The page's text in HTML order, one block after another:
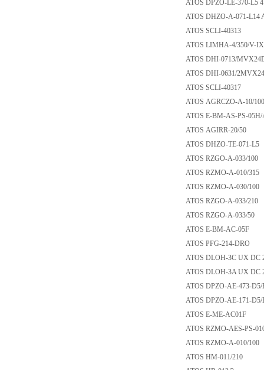
ATOS DPZO-LE-
ATOS DHZO-A-071-
ATOS SCLI-40313
ATOS LIMHA-4/
ATOS DHI-0713/
ATOS DHI-0631/
ATOS SCLI-40317
ATOS AGRCZO-A-
ATOS E-BM-AS-
ATOS AGIRR-20/
ATOS DHZO-TE-
ATOS RZGO-A-
ATOS RZMO-A-
ATOS RZMO-A-
ATOS RZGO-A-
ATOS RZGO-A-
ATOS E-BM-AC-
ATOS PFG-214-
ATOS DLOH-3C
ATOS DLOH-3A
ATOS DPZO-AE-
ATOS DPZO-AE-
ATOS E-ME-
ATOS RZMO-AES-
ATOS RZMO-A-
ATOS HM-011/210